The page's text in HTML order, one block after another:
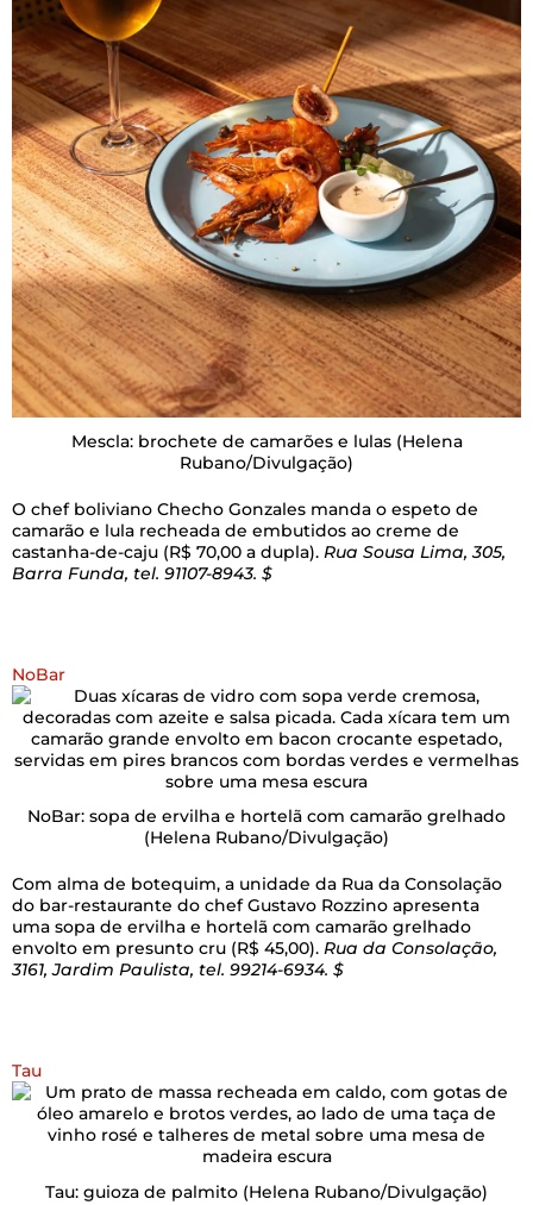
Mescla: brochete de camarões e lulas (Helena
Rubano/Divulgação)
O chef boliviano Checho Gonzales manda o espeto de
camarão e lula recheada de embutidos ao creme de
castanha-de-caju (R$ 70,00 a dupla). Rua Sousa Lima, 305,
Barra Funda, tel. 91107-8943. $
NoBar
NoBar: sopa de ervilha e hortelã com camarão grelhado
(Helena Rubano/Divulgação)
Com alma de botequim, a unidade da Rua da Consolação
do bar-restaurante do chef Gustavo Rozzino apresenta
uma sopa de ervilha e hortelã com camarão grelhado
envolto em presunto cru (R$ 45,00). Rua da Consolação,
3161, Jardim Paulista, tel. 99214-6934. $
Tau
Tau: guioza de palmito (Helena Rubano/Divulgação)